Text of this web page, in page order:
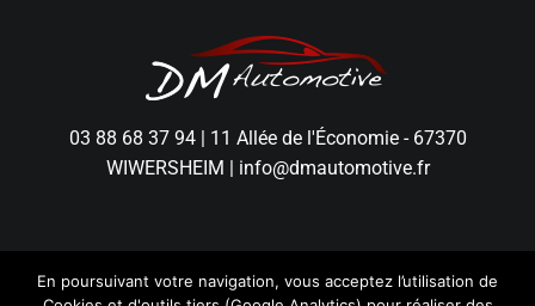
03 88 68 37 94| 11 Allée de l'Économie - 67370
WIWERSHEIM | info@dmautomotive.fr
En poursuivant votre navigation, vous acceptez l’utilisation de